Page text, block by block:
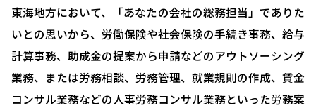
東海地方において、「あなたの会社の総務担当」でありた
いとの思いから、労働保険や社会保険の手続き事務、給与
計算事務、助成金の提案から申請などのアウトソーシング
業務、または労務相談、労務管理、就業規則の作成、賃金
コンサル業務などの人事労務コンサル業務といった労務案